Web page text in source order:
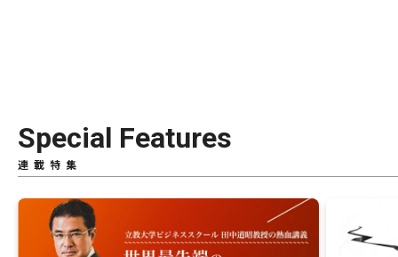
Special Features
連載特集